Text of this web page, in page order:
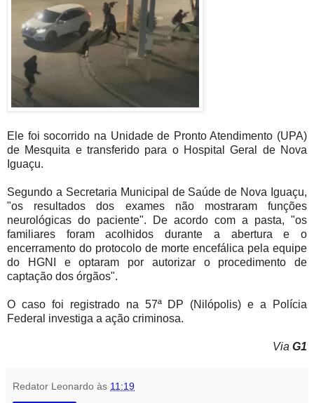
Ele foi socorrido na Unidade de Pronto Atendimento (UPA)
de Mesquita e transferido para o Hospital Geral de Nova
Iguaçu.
Segundo a Secretaria Municipal de Saúde de Nova Iguaçu,
"os resultados dos exames não mostraram funções
neurológicas do paciente". De acordo com a pasta, "os
familiares foram acolhidos durante a abertura e o
encerramento do protocolo de morte encefálica pela equipe
do HGNI e optaram por autorizar o procedimento de
captação dos órgãos".
O caso foi registrado na 57ª DP (Nilópolis) e a Polícia
Federal investiga a ação criminosa.
Via G1
Redator Leonardo às 11:19